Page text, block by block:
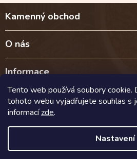
Tento web používá soubory cookie.
tohoto webu vyjadřujete souhlas s
informacízde.
Nastavení
Z
p
Kamenný obchod
O nás
Informace
Kontakt
Doprava a platba